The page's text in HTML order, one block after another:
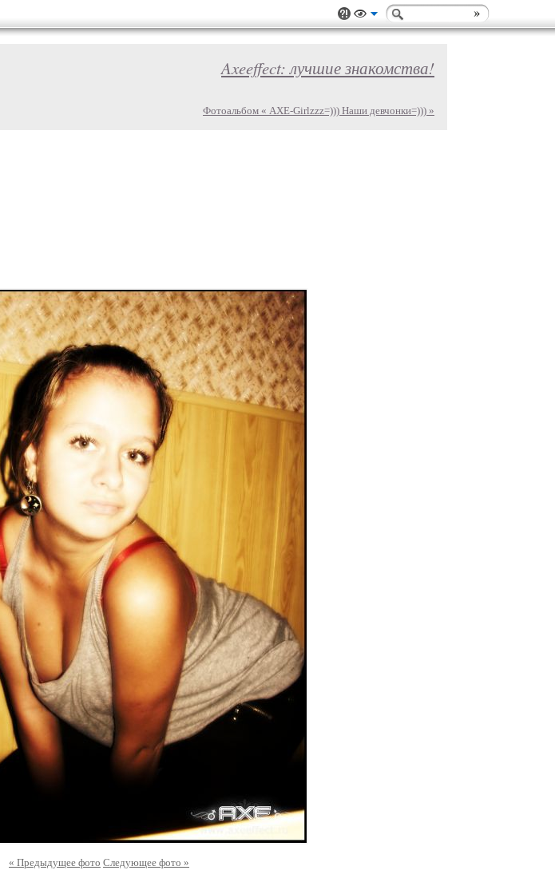
Axeeffect: лучшие знакомства!
Фотоальбом « AXE-Girlzzz=))) Наши девчонки=))) »
« Предыдущее фото Следующее фото »